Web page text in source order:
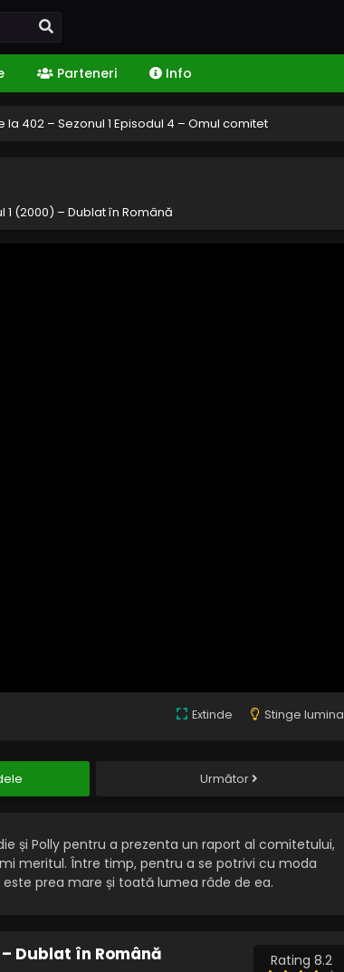
Parteneri Info
la 402 – Sezonul 1 Episodul 4 – Omul comitet
1 (2000) – Dublat în Română
Extinde Stinge lumina
Următor
și Polly pentru a prezenta un raport al comitetului,
meritul. Între timp, pentru a se potrivi cu moda
prea mare și toată lumea râde de ea.
Dublat în Română
Rating 8.2